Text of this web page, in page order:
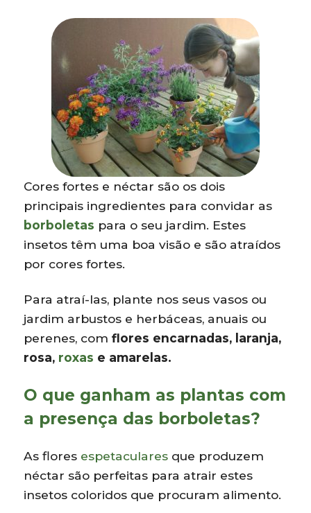
Cores fortes e néctar são os dois
principais ingredientes para convidar as
borboletas para o seu jardim. Estes
insetos têm uma boa visão e são atraídos
por cores fortes.
Para atraí-las, plante nos seus vasos ou
jardim arbustos e herbáceas, anuais ou
perenes, comflores encarnadas, laranja,
rosa, roxas e amarelas.
O que ganham as plantas com
a presença das borboletas?
As flores espetaculares que produzem
néctar são perfeitas para atrair estes
insetos coloridos que procuram alimento.